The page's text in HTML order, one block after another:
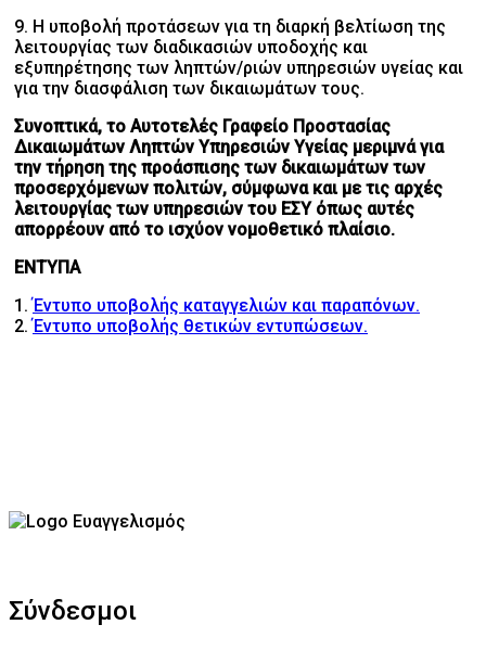
9. Η υποβολή προτάσεων για τη διαρκή βελτίωση της
λειτουργίας των διαδικασιών υποδοχής και
εξυπηρέτησης των ληπτών/ριών υπηρεσιών υγείας και
για την διασφάλιση των δικαιωμάτων τους.
Συνοπτικά, το Αυτοτελές Γραφείο Προστασίας
Δικαιωμάτων Ληπτών Υπηρεσιών Υγείας μεριμνά για
την τήρηση της προάσπισης των δικαιωμάτων των
προσερχόμενων πολιτών, σύμφωνα και με τις αρχές
λειτουργίας των υπηρεσιών του ΕΣΥ όπως αυτές
απορρέουν από το ισχύον νομοθετικό πλαίσιο.
ΕΝΤΥΠΑ
1.Έντυπο υποβολής καταγγελιών και παραπόνων.
2.Έντυπο υποβολής θετικών εντυπώσεων.
Σύνδεσμοι